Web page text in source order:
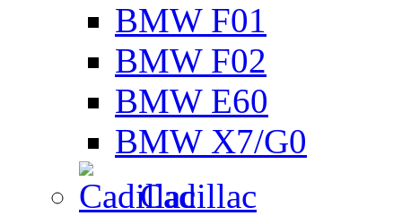
BMW F01
BMW F02
BMW E60
BMW X7/G0
Cadillac